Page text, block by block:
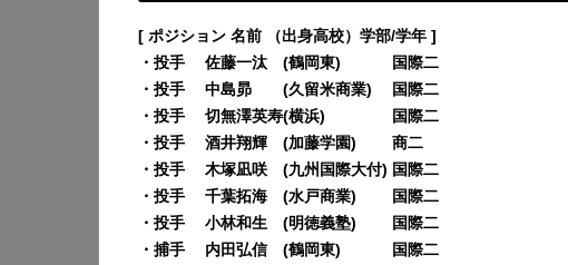
[ ポジション 名前 （出身高校）学部/学年 ]
・投手 佐藤一汰 (鶴岡東) 国際二
・投手 中島昴 (久留米商業) 国際二
・投手 切無澤英寿(横浜) 国際二
・投手 酒井翔輝 (加藤学園) 商二
・投手 木塚凪咲 (九州国際大付) 国際二
・投手 千葉拓海 (水戸商業) 国際二
・投手 小林和生 (明徳義塾) 国際二
・捕手 内田弘信 (鶴岡東) 国際二